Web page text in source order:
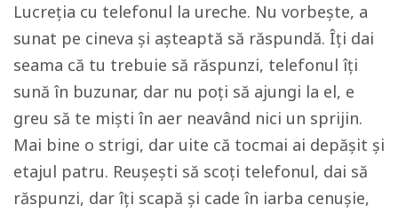
Lucreția cu telefonul la ureche. Nu vorbește, a
sunat pe cineva și așteaptă să răspundă. Îți dai
seama că tu trebuie să răspunzi, telefonul îți
sună în buzunar, dar nu poți să ajungi la el, e
greu să te miști în aer neavând nici un sprijin.
Mai bine o strigi, dar uite că tocmai ai depășit și
etajul patru. Reușești să scoți telefonul, dai să
răspunzi, dar îți scapă și cade în iarba cenușie,